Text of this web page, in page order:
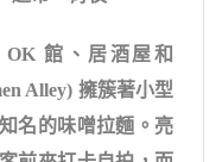
館、居酒屋和
Alley) 擁簇著小型
名的味噌拉麵。亮